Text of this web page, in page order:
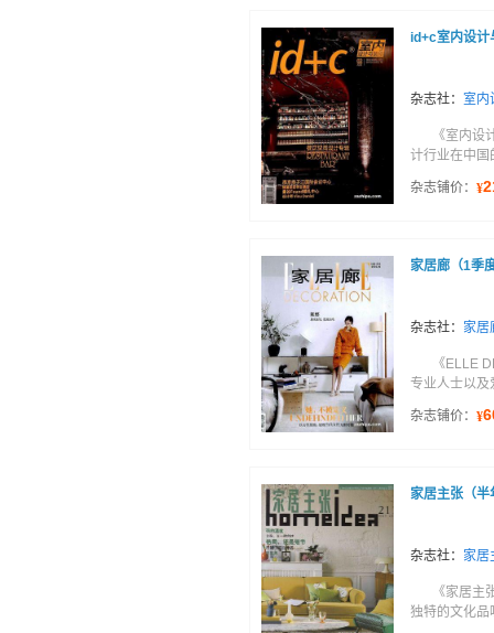
id+c室内设计
杂志社： 室内
《室内
计行业在中国
杂志铺价： ¥
家居廊（1季
杂志社： 家居
《ELLE
专业人士以
杂志铺价： ¥
家居主张（半
杂志社： 家居
《家居
独特的文化品